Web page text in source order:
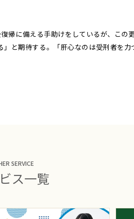
に備える手助けをしているが、この
と期待する。「肝心なのは受刑者を力
SERVICE
ス一覧